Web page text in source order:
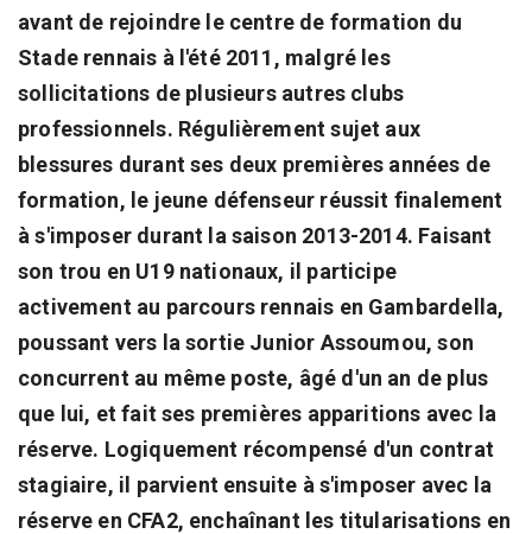
avant de rejoindre le centre de formation du
Stade rennais à l'été 2011, malgré les
sollicitations de plusieurs autres clubs
professionnels. Régulièrement sujet aux
blessures durant ses deux premières années de
formation, le jeune défenseur réussit finalement
à s'imposer durant la saison 2013-2014. Faisant
son trou en U19 nationaux, il participe
activement au parcours rennais en Gambardella,
poussant vers la sortie Junior Assoumou, son
concurrent au même poste, âgé d'un an de plus
que lui, et fait ses premières apparitions avec la
réserve. Logiquement récompensé d'un contrat
stagiaire, il parvient ensuite à s'imposer avec la
réserve en CFA2, enchaînant les titularisations en